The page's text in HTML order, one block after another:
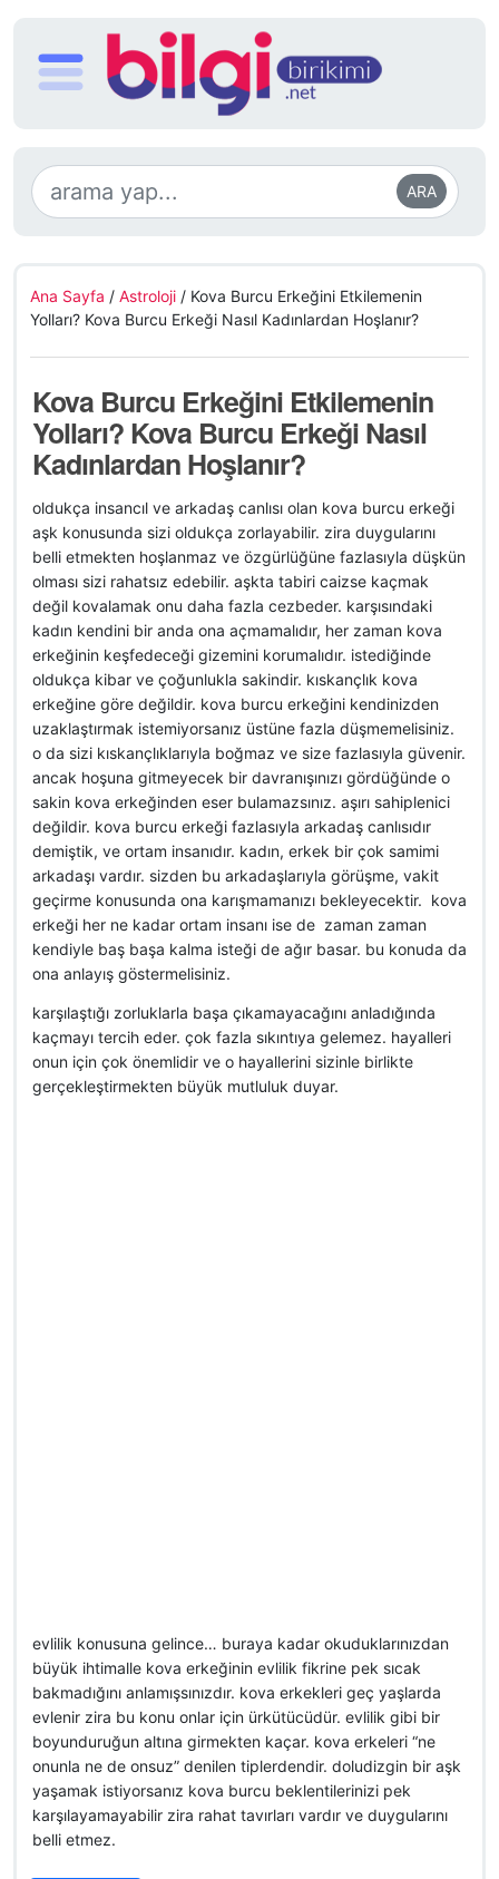
ARA
Ana Sayfa / Astroloji / Kova Burcu Erkeğini Etkilemenin
Yolları? Kova Burcu Erkeği Nasıl Kadınlardan Hoşlanır?
Kova Burcu Erkeğini Etkilemenin
Yolları? Kova Burcu Erkeği Nasıl
Kadınlardan Hoşlanır?
oldukça insancıl ve arkadaş canlısı olan kova burcu erkeği
aşk konusunda sizi oldukça zorlayabilir. zira duygularını
belli etmekten hoşlanmaz ve özgürlüğüne fazlasıyla düşkün
olması sizi rahatsız edebilir. aşkta tabiri caizse kaçmak
değil kovalamak onu daha fazla cezbeder. karşısındaki
kadın kendini bir anda ona açmamalıdır, her zaman kova
erkeğinin keşfedeceği gizemini korumalıdır. istediğinde
oldukça kibar ve çoğunlukla sakindir. kıskançlık kova
erkeğine göre değildir. kova burcu erkeğini kendinizden
uzaklaştırmak istemiyorsanız üstüne fazla düşmemelisiniz.
o da sizi kıskançlıklarıyla boğmaz ve size fazlasıyla güvenir.
ancak hoşuna gitmeyecek bir davranışınızı gördüğünde o
sakin kova erkeğinden eser bulamazsınız. aşırı sahiplenici
değildir. kova burcu erkeği fazlasıyla arkadaş canlısıdır
demiştik, ve ortam insanıdır. kadın, erkek bir çok samimi
arkadaşı vardır. sizden bu arkadaşlarıyla görüşme, vakit
geçirme konusunda ona karışmamanızı bekleyecektir. kova
erkeği her ne kadar ortam insanı ise de zaman zaman
kendiyle baş başa kalma isteği de ağır basar. bu konuda da
ona anlayış göstermelisiniz.
karşılaştığı zorluklarla başa çıkamayacağını anladığında
kaçmayı tercih eder. çok fazla sıkıntıya gelemez. hayalleri
onun için çok önemlidir ve o hayallerini sizinle birlikte
gerçekleştirmekten büyük mutluluk duyar.
evlilik konusuna gelince… buraya kadar okuduklarınızdan
büyük ihtimalle kova erkeğinin evlilik fikrine pek sıcak
bakmadığını anlamışsınızdır. kova erkekleri geç yaşlarda
evlenir zira bu konu onlar için ürkütücüdür. evlilik gibi bir
boyunduruğun altına girmekten kaçar. kova erkeleri “ne
onunla ne de onsuz” denilen tiplerdendir. doludizgin bir aşk
yaşamak istiyorsanız kova burcu beklentilerinizi pek
karşılayamayabilir zira rahat tavırları vardır ve duygularını
belli etmez.